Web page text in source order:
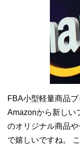
FBA小型軽量商品
Amazonから新しい
のオリジナル商品
で嬉しいですね。